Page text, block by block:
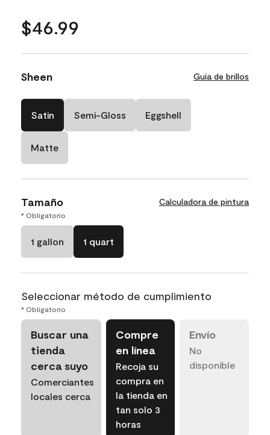
$46.99
Sheen Guía de brillos
Satin Semi-Gloss Eggshell
Matte
Tamaño Calculadora de pintura
* Obligatorio
1 gallon 1 quart
Seleccionar método de cumplimiento
* Obligatorio
Buscar una
tienda
cerca suyo
Comerciantes
locales cerca
Compre
en línea
Recoja su
compra en
la tienda en
tan solo 3
horas
Envío
No
disponible